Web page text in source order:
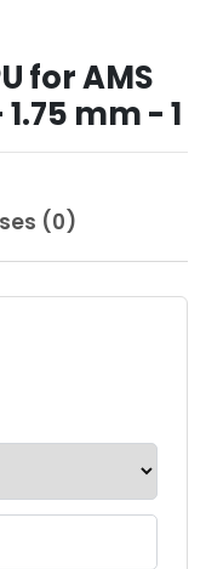
for AMS
mm - 1
(0)